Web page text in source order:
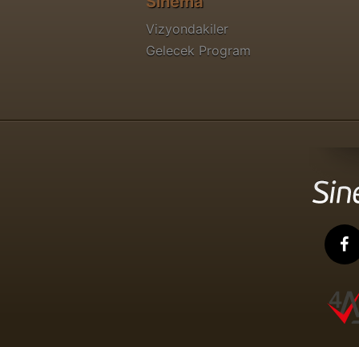
Vizyondakiler
Gelecek Program